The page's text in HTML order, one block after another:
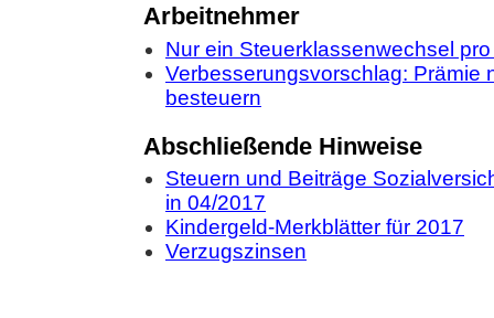
Arbeitnehmer
Nur ein Steuerklassenwechsel
Verbesserungsvorschlag: Prämie
besteuern
Abschließende Hinweise
Steuern und Beiträge
in 04/2017
Kindergeld-Merkblätter für 2017
Verzugszinsen